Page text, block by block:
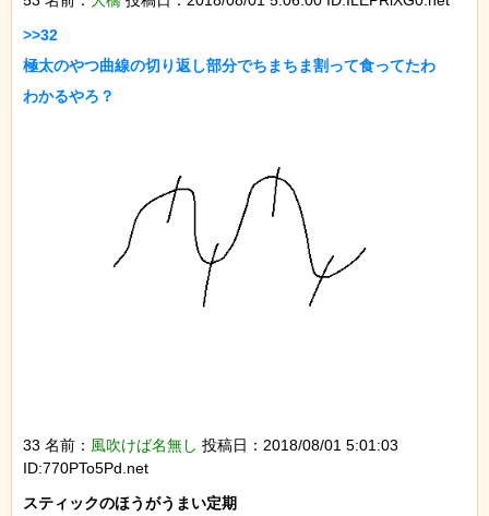
>>32
極太のやつ曲線の切り返し部分でちまちま割って食ってたわ
33 名前： 風吹けば名無し 投稿日：2018/08/01 5:01:03
ID:770PTo5Pd.net
スティックのほうがうまい定期